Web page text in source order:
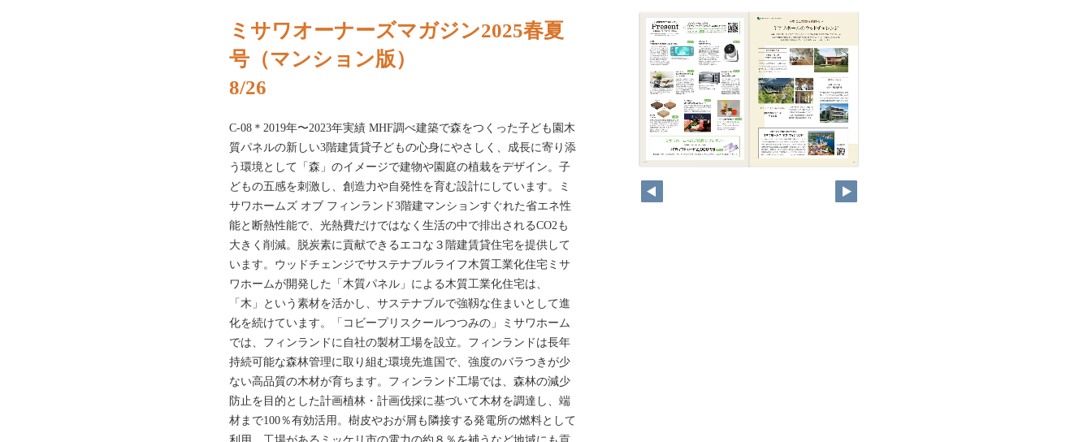
ミサワオーナーズマガジン2025春夏
号（マンション版）
8/26
C-08＊2019年〜2023年実績 MHF調べ建築で森をつくった子ども園木
質パネルの新しい3階建賃貸子どもの心身にやさしく、成長に寄り添
う環境として「森」のイメージで建物や園庭の植栽をデザイン。子
どもの五感を刺激し、創造力や自発性を育む設計にしています。ミ
サワホームズ オブ フィンランド3階建マンションすぐれた省エネ性
能と断熱性能で、光熱費だけではなく生活の中で排出されるCO2も
大きく削減。脱炭素に貢献できるエコな３階建賃貸住宅を提供して
います。ウッドチェンジでサステナブルライフ木質工業化住宅ミサ
ワホームが開発した「木質パネル」による木質工業化住宅は、
「木」という素材を活かし、サステナブルで強靱な住まいとして進
化を続けています。「コビープリスクールつつみの」ミサワホーム
では、フィンランドに自社の製材工場を設立。フィンランドは長年
持続可能な森林管理に取り組む環境先進国で、強度のバラつきが少
ない高品質の木材が育ちます。フィンランド工場では、森林の減少
防止を目的とした計画植林・計画伐採に基づいて木材を調達し、端
材まで100％有効活用。樹皮やおが屑も隣接する発電所の燃料として